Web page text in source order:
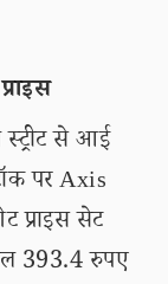
से आई
पर Axis
प्राइस सेट
393.4 रुपए